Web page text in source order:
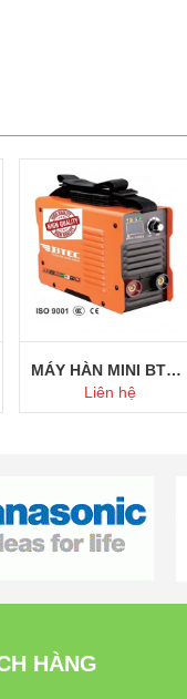
MÁY HÀN MINI BTEC 200ES
Liên hệ
HÀNG